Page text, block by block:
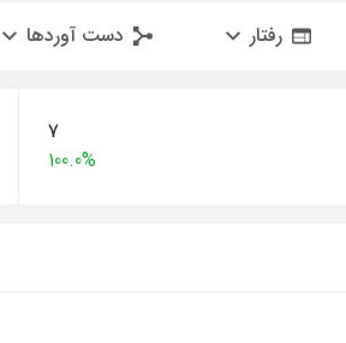
رفتار دست آوردها
7
100.0%